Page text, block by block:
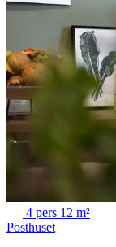
4 pers 12 m²
Posthuset